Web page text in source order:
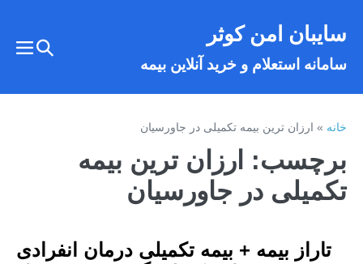
سایبان امن کوثر
سامانه استعلام و خرید آنلاین بیمه
تغییر
خانه»ارزان ترین بیمه تکمیلی در جاورسیان
برچسب: ارزان ترین بیمه
تکمیلی در جاورسیان
تاراز بیمه + بیمه تکمیلی درمان انفرادی